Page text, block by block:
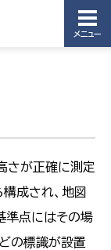
メニュー
さが正確に測定
成され、地図
準点にはその場
の標識が設置